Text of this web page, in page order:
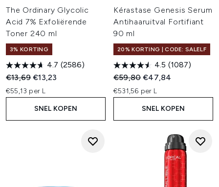
The Ordinary Glycolic
Acid 7% Exfoliërende
Toner 240 ml
3% KORTING
4.7 (2586)
Recommended Retail Price:
€13,69Huidige prijs:
€13,23
€55,13 per L
SNEL KOPEN
Kérastase Genesis Serum
Antihaaruitval Fortifiant
90 ml
20% KORTING | CODE: SALELF
4.5 (1087)
Recommended Retail Price:
€59,80Huidige prijs:
€47,84
€531,56 per L
SNEL KOPEN